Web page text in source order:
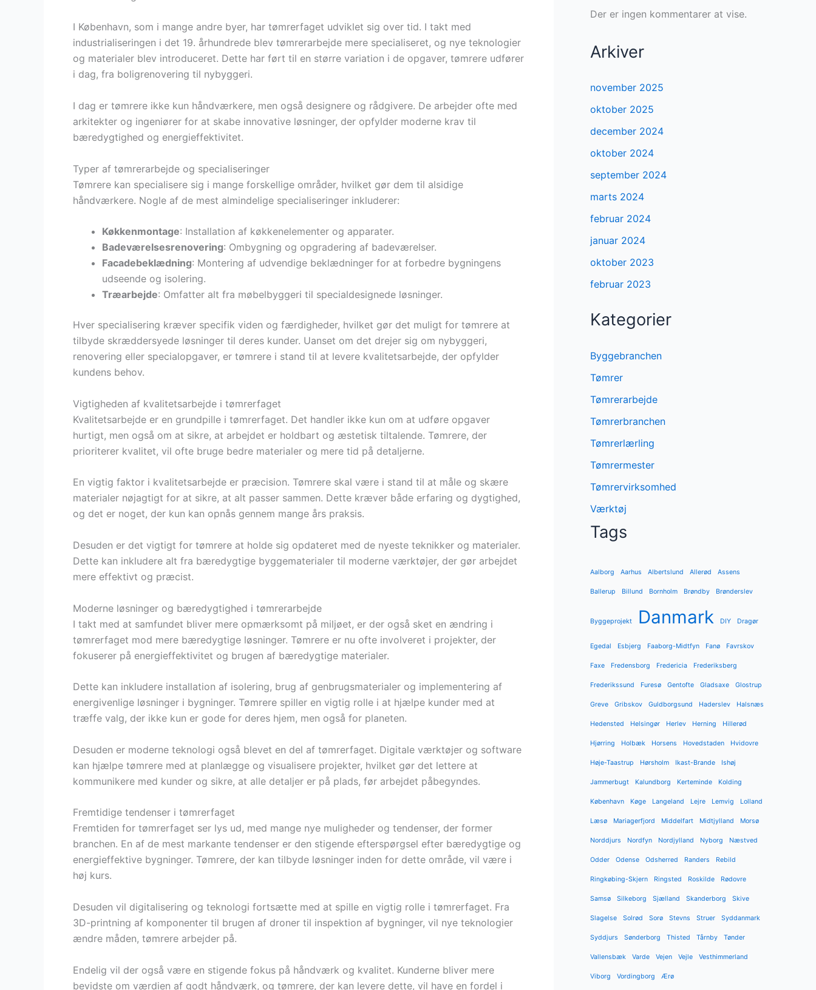
I København, som i mange andre byer, har tømrerfaget udviklet sig over tid. I takt med
industrialiseringen i det 19. århundrede blev tømrerarbejde mere specialiseret, og nye teknologier
og materialer blev introduceret. Dette har ført til en større variation i de opgaver, tømrere udfører
i dag, fra boligrenovering til nybyggeri.
I dag er tømrere ikke kun håndværkere, men også designere og rådgivere. De arbejder ofte med
arkitekter og ingeniører for at skabe innovative løsninger, der opfylder moderne krav til
bæredygtighed og energieffektivitet.
Typer af tømrerarbejde og specialiseringer
Tømrere kan specialisere sig i mange forskellige områder, hvilket gør dem til alsidige
håndværkere. Nogle af de mest almindelige specialiseringer inkluderer:
Køkkenmontage: Installation af køkkenelementer og apparater.
Badeværelsesrenovering: Ombygning og opgradering af badeværelser.
Facadebeklædning: Montering af udvendige beklædninger for at forbedre bygningens
udseende og isolering.
Træarbejde: Omfatter alt fra møbelbyggeri til specialdesignede løsninger.
Hver specialisering kræver specifik viden og færdigheder, hvilket gør det muligt for tømrere at
tilbyde skræddersyede løsninger til deres kunder. Uanset om det drejer sig om nybyggeri,
renovering eller specialopgaver, er tømrere i stand til at levere kvalitetsarbejde, der opfylder
kundens behov.
Vigtigheden af kvalitetsarbejde i tømrerfaget
Kvalitetsarbejde er en grundpille i tømrerfaget. Det handler ikke kun om at udføre opgaver
hurtigt, men også om at sikre, at arbejdet er holdbart og æstetisk tiltalende. Tømrere, der
prioriterer kvalitet, vil ofte bruge bedre materialer og mere tid på detaljerne.
En vigtig faktor i kvalitetsarbejde er præcision. Tømrere skal være i stand til at måle og skære
materialer nøjagtigt for at sikre, at alt passer sammen. Dette kræver både erfaring og dygtighed,
og det er noget, der kun kan opnås gennem mange års praksis.
Desuden er det vigtigt for tømrere at holde sig opdateret med de nyeste teknikker og materialer.
Dette kan inkludere alt fra bæredygtige byggematerialer til moderne værktøjer, der gør arbejdet
mere effektivt og præcist.
Moderne løsninger og bæredygtighed i tømrerarbejde
I takt med at samfundet bliver mere opmærksomt på miljøet, er der også sket en ændring i
tømrerfaget mod mere bæredygtige løsninger. Tømrere er nu ofte involveret i projekter, der
fokuserer på energieffektivitet og brugen af bæredygtige materialer.
Dette kan inkludere installation af isolering, brug af genbrugsmaterialer og implementering af
energivenlige løsninger i bygninger. Tømrere spiller en vigtig rolle i at hjælpe kunder med at
træffe valg, der ikke kun er gode for deres hjem, men også for planeten.
Desuden er moderne teknologi også blevet en del af tømrerfaget. Digitale værktøjer og software
kan hjælpe tømrere med at planlægge og visualisere projekter, hvilket gør det lettere at
kommunikere med kunder og sikre, at alle detaljer er på plads, før arbejdet påbegyndes.
Fremtidige tendenser i tømrerfaget
Fremtiden for tømrerfaget ser lys ud, med mange nye muligheder og tendenser, der former
branchen. En af de mest markante tendenser er den stigende efterspørgsel efter bæredygtige og
energieffektive bygninger. Tømrere, der kan tilbyde løsninger inden for dette område, vil være i
høj kurs.
Desuden vil digitalisering og teknologi fortsætte med at spille en vigtig rolle i tømrerfaget. Fra
3D-printning af komponenter til brugen af droner til inspektion af bygninger, vil nye teknologier
ændre måden, tømrere arbejder på.
Endelig vil der også være en stigende fokus på håndværk og kvalitet. Kunderne bliver mere
bevidste om værdien af godt håndværk, og tømrere, der kan levere dette, vil have en fordel i
Der er ingen kommentarer at vise.
Arkiver
november 2025
oktober 2025
december 2024
oktober 2024
september 2024
marts 2024
februar 2024
januar 2024
oktober 2023
februar 2023
Kategorier
Byggebranchen
Tømrer
Tømrerarbejde
Tømrerbranchen
Tømrerlærling
Tømrermester
Tømrervirksomhed
Værktøj
Tags
Aalborg Aarhus Albertslund Allerød Assens
Ballerup Billund Bornholm Brøndby Brønderslev
Byggeprojekt Danmark DIY Dragør
Egedal Esbjerg Faaborg-Midtfyn Fanø Favrskov
Faxe Fredensborg Fredericia Frederiksberg
Frederikssund Furesø Gentofte Gladsaxe Glostrup
Greve Gribskov Guldborgsund Haderslev Halsnæs
Hedensted Helsingør Herlev Herning Hillerød
Hjørring Holbæk Horsens Hovedstaden Hvidovre
Høje-Taastrup Hørsholm Ikast-Brande Ishøj
Jammerbugt Kalundborg Kerteminde Kolding
København Køge Langeland Lejre Lemvig Lolland
Læsø Mariagerfjord Middelfart Midtjylland Morsø
Norddjurs Nordfyn Nordjylland Nyborg Næstved
Odder Odense Odsherred Randers Rebild
Ringkøbing-Skjern Ringsted Roskilde Rødovre
Samsø Silkeborg Sjælland Skanderborg Skive
Slagelse Solrød Sorø Stevns Struer Syddanmark
Syddjurs Sønderborg Thisted Tårnby Tønder
Vallensbæk Varde Vejen Vejle Vesthimmerland
Viborg Vordingborg Ærø